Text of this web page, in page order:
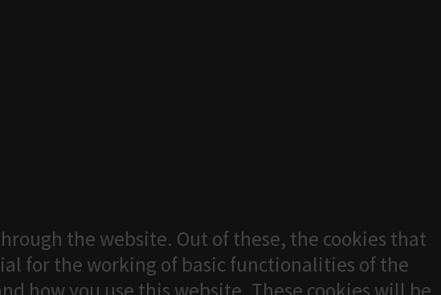
the website. Out of these, the cookies that
for the working of basic functionalities of the